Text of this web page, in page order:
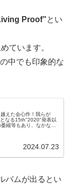
Proof”とい
ています。
中でも印象的な
えた会心作！我らが
なる15th"2020"発表以
縮等もあり、なかなか
2024.07.23
バムが出るとい